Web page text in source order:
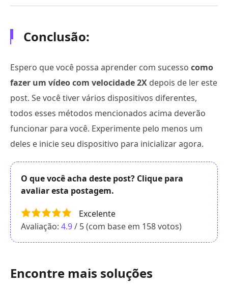
Conclusão:
Espero que você possa aprender com sucesso como
fazer um vídeo com velocidade 2X depois de ler este
post. Se você tiver vários dispositivos diferentes,
todos esses métodos mencionados acima deverão
funcionar para você. Experimente pelo menos um
deles e inicie seu dispositivo para inicializar agora.
O que você acha deste post? Clique para
avaliar esta postagem.
Excelente
Avaliação: 4.9/ 5 (com base em 158votos)
Encontre mais soluções